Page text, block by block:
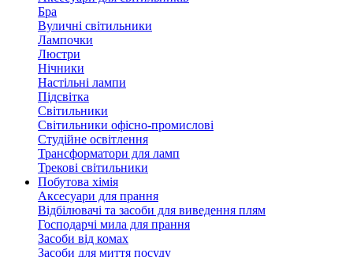
Бра
Вуличні світильники
Лампочки
Люстри
Нічники
Настільні лампи
Підсвітка
Світильники
Світильники офісно-промислові
Студійне освітлення
Трансформатори для ламп
Трекові світильники
Побутова хімія
Аксесуари для прання
Відбілювачі та засоби для виведення плям
Господарчі мила для прання
Засоби від комах
Засоби для миття посуду